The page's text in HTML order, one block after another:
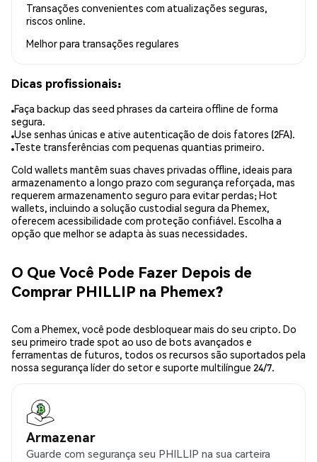
Transações convenientes com atualizações seguras,
riscos online.
Melhor para transações regulares
Dicas profissionais:
Faça backup das seed phrases da carteira offline de forma
segura.
Use senhas únicas e ative autenticação de dois fatores (2FA).
Teste transferências com pequenas quantias primeiro.
Cold wallets mantêm suas chaves privadas offline, ideais para
armazenamento a longo prazo com segurança reforçada, mas
requerem armazenamento seguro para evitar perdas; Hot
wallets, incluindo a solução custodial segura da Phemex,
oferecem acessibilidade com proteção confiável. Escolha a
opção que melhor se adapta às suas necessidades.
O Que Você Pode Fazer Depois de
Comprar PHILLIP na Phemex?
Com a Phemex, você pode desbloquear mais do seu cripto. Do
seu primeiro trade spot ao uso de bots avançados e
ferramentas de futuros, todos os recursos são suportados pela
nossa segurança líder do setor e suporte multilíngue 24/7.
Armazenar
Guarde com segurança seu PHILLIP na sua carteira